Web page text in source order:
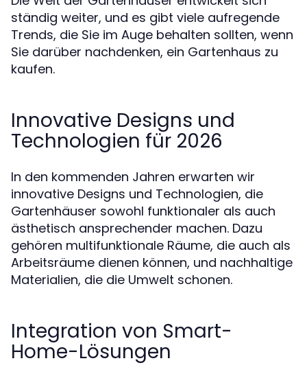
ständig weiter, und es gibt viele aufregende
Trends, die Sie im Auge behalten sollten, wenn
Sie darüber nachdenken, ein Gartenhaus zu
kaufen.
Innovative Designs und
Technologien für 2026
In den kommenden Jahren erwarten wir
innovative Designs und Technologien, die
Gartenhäuser sowohl funktionaler als auch
ästhetisch ansprechender machen. Dazu
gehören multifunktionale Räume, die auch als
Arbeitsräume dienen können, und nachhaltige
Materialien, die die Umwelt schonen.
Integration von Smart-
Home-Lösungen